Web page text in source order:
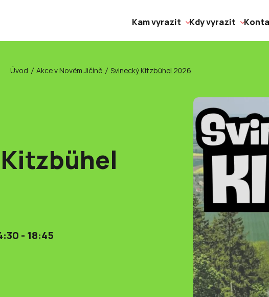
Kam vyrazit Kdy vyrazit
Úvod Akce v Novém Jičíně Svinecký Kitzbühel 2026
- 18:45